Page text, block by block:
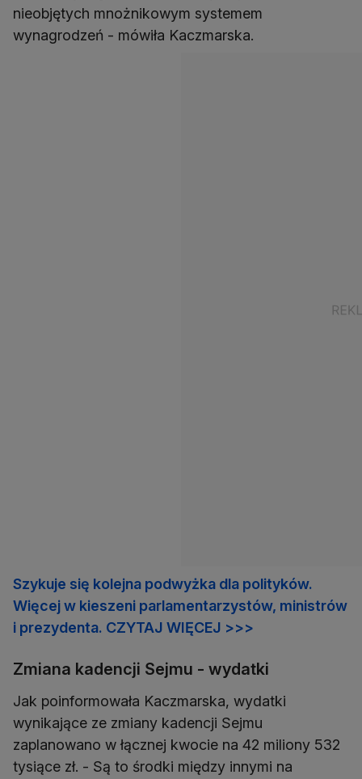
nieobjętych mnożnikowym systemem
wynagrodzeń - mówiła Kaczmarska.
Szykuje się kolejna podwyżka dla polityków.
Więcej w kieszeni parlamentarzystów, ministrów
i prezydenta. CZYTAJ WIĘCEJ >>>
Zmiana kadencji Sejmu - wydatki
Jak poinformowała Kaczmarska, wydatki
wynikające ze zmiany kadencji Sejmu
zaplanowano w łącznej kwocie na 42 miliony 532
tysiące zł. - Są to środki między innymi na